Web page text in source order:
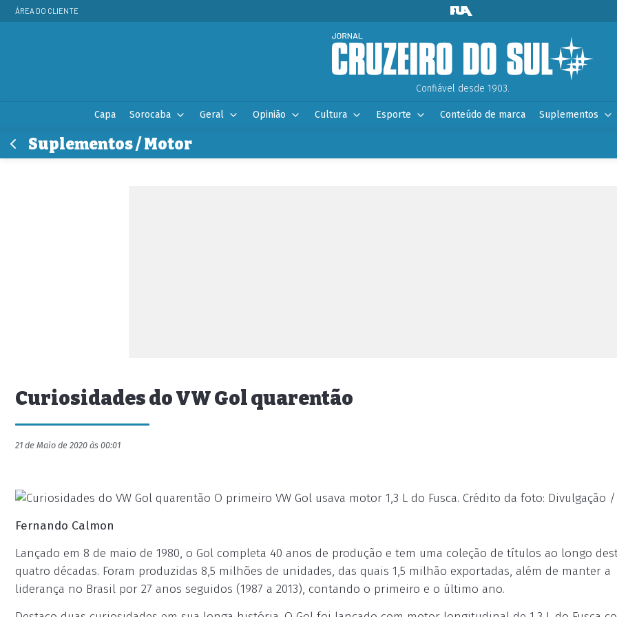
ÁREA DO CLIENTE
Confiável desde 1903.
Capa Sorocaba Geral Opinião Cultura Esporte Conteúdo de marca Suplementos
Suplementos / Motor
Curiosidades do VW Gol quarentão
21 de Maio de 2020 às 00:01
O primeiro VW Gol usava motor 1,3 L do Fusca. Crédito da foto: Divulgação /
Fernando Calmon
Lançado em 8 de maio de 1980, o Gol completa 40 anos de produção e tem uma coleção de títulos ao longo
quatro décadas. Foram produzidas 8,5 milhões de unidades, das quais 1,5 milhão exportadas, além de manter a
liderança no Brasil por 27 anos seguidos (1987 a 2013), contando o primeiro e o último ano.